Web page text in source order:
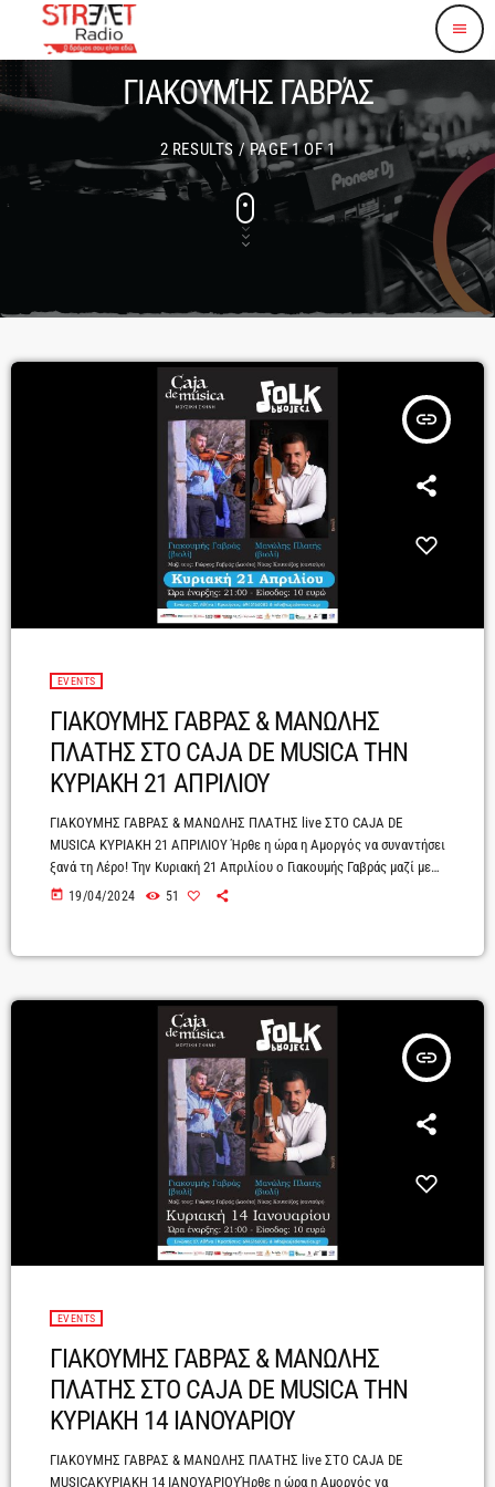
menu
ΓΙΑΚΟΥΜΉΣ ΓΑΒΡΆΣ
2 RESULTS / PAGE 1 OF 1
insert_link
EVENTS
ΓΙΑΚΟΥΜΗΣ ΓΑΒΡΑΣ & ΜΑΝΩΛΗΣ
ΠΛΑΤΗΣ ΣΤΟ CAJA DE MUSICA ΤΗΝ
ΚΥΡΙΑΚΗ 21 ΑΠΡΙΛΙΟΥ
ΓΙΑΚΟΥΜΗΣ ΓΑΒΡΑΣ & ΜΑΝΩΛΗΣ ΠΛΑΤΗΣ live ΣΤΟ CAJA DE
MUSICA ΚΥΡΙΑΚΗ 21 ΑΠΡΙΛΙΟΥ Ήρθε η ώρα η Αμοργός να συναντήσει
ξανά τη Λέρo! Την Κυριακή 21 Απριλίου ο Γιακουμής Γαβράς μαζί με
τον Μανώλη Πλατή θα μας ταξιδέψουν με τις μουσικές τους ο
μουσικές εκπλήξεις, χορό και κέφι. […]
today 19/04/2024 51
insert_link
EVENTS
ΓΙΑΚΟΥΜΗΣ ΓΑΒΡΑΣ & ΜΑΝΩΛΗΣ
ΠΛΑΤΗΣ ΣΤΟ CAJA DE MUSICA ΤΗΝ
ΚΥΡΙΑΚΗ 14 ΙΑΝΟΥΑΡΙΟΥ
ΓΙΑΚΟΥΜΗΣ ΓΑΒΡΑΣ & ΜΑΝΩΛΗΣ ΠΛΑΤΗΣ live ΣΤΟ CAJA DE
MUSICAΚΥΡΙΑΚΗ 14 ΙΑΝΟΥΑΡΙΟΥΉρθε η ώρα η Αμοργός να